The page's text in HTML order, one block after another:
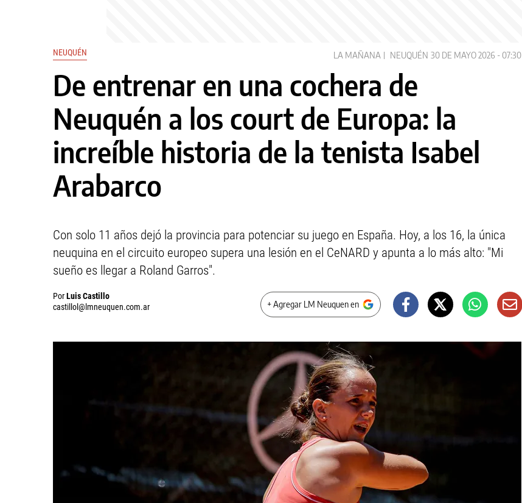
NEUQUÉN LA MAÑANA NEUQUÉN 30 DE MAYO 2026 - 07:30
De entrenar en una cochera de
Neuquén a los court de Europa: la
increíble historia de la tenista Isabel
Arabarco
Con solo 11 años dejó la provincia para potenciar su juego en España. Hoy, a los 16, la única
neuquina en el circuito europeo supera una lesión en el CeNARD y apunta a lo más alto: "Mi
sueño es llegar a Roland Garros".
PorLuis Castillo
castillol@lmneuquen.com.ar
+ Agregar LM Neuquen en